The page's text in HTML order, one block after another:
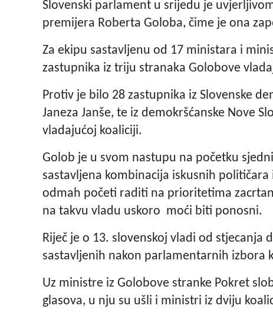
Slovenski parlament u srijedu je
premijera Roberta Goloba, čime je ona
Za ekipu sastavljenu od 17 ministara i
zastupnika iz triju stranaka Golobove
Protiv je bilo 28 zastupnika iz Slovenske
Janeza Janše, te iz demokršćanske Nove
vladajućoj koaliciji.
Golob je u svom nastupu na početku
sastavljena kombinacija iskusnih
odmah početi raditi na prioritetima
na takvu vladu uskoro moći biti ponosni.
Riječ je o 13. slovenskoj vladi od
sastavljenih nakon parlamentarnih izbora
Uz ministre iz Golobove stranke Pokret
glasova, u nju su ušli i ministri iz dviju